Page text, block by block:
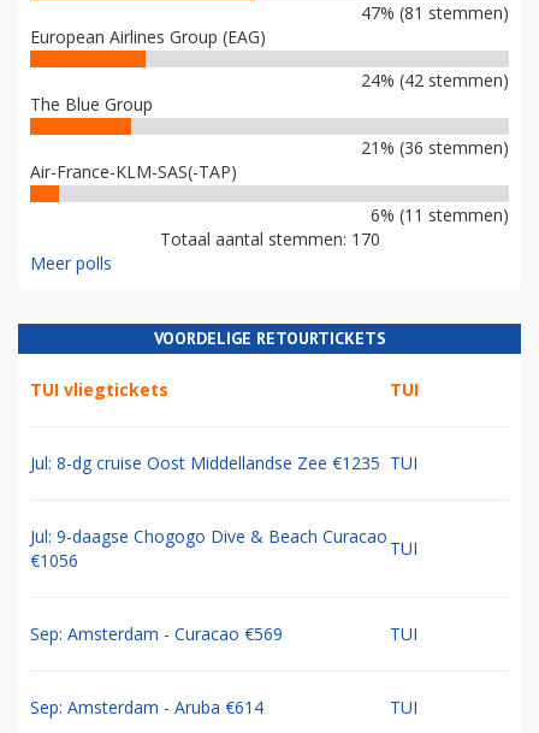
47% (81 stemmen)
European Airlines Group (EAG)
24% (42 stemmen)
The Blue Group
21% (36 stemmen)
Air-France-KLM-SAS(-TAP)
6% (11 stemmen)
Totaal aantal stemmen: 170
Meer polls
VOORDELIGE RETOURTICKETS
TUI vliegtickets TUI
Jul: 8-dg cruise Oost Middellandse Zee €1235 TUI
Jul: 9-daagse Chogogo Dive & Beach Curacao
€1056
TUI
Sep: Amsterdam - Curacao €569 TUI
Sep: Amsterdam - Aruba €614 TUI